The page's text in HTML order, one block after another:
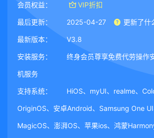
会员权益： VIP折扣
最后更新： 2025-04-27 更新了什
最新版本： V3.8
安装服务： 终身会员尊享免费代劳操作
机服务
支持系统： HiOS、myUI、realme、
OriginOS、安卓Android、Samsung One
MagicOS、澎湃OS、苹果ios、鸿蒙